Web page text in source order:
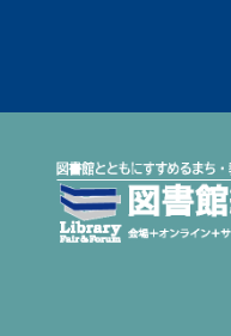
ン
ー
ザ